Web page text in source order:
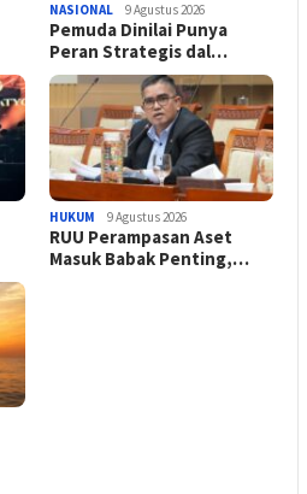
NASIONAL 9 Agustus 2026
Pemuda Dinilai Punya
Peran Strategis dal…
HUKUM 9 Agustus 2026
RUU Perampasan Aset
Masuk Babak Penting,…